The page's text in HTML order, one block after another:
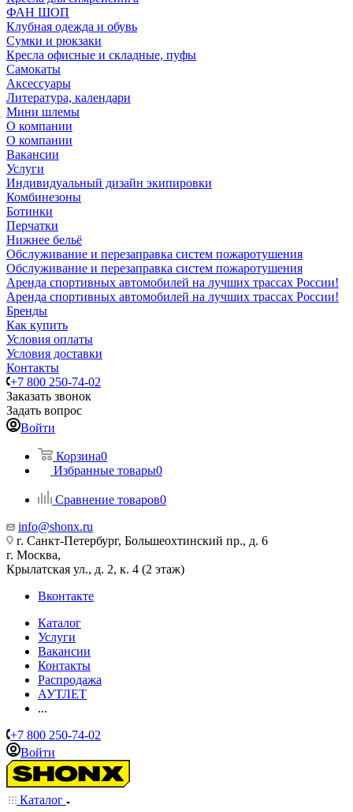
ФАН ШОП
Клубная одежда и обувь
Сумки и рюкзаки
Кресла офисные и складные, пуфы
Самокаты
Аксессуары
Литература, календари
Мини шлемы
О компании
О компании
Вакансии
Услуги
Индивидуальный дизайн экипировки
Комбинезоны
Ботинки
Перчатки
Нижнее бельё
Обслуживание и перезаправка систем пожаротушения
Обслуживание и перезаправка систем пожаротушения
Аренда спортивных автомобилей на лучших трассах России!
Аренда спортивных автомобилей на лучших трассах России!
Бренды
Как купить
Условия оплаты
Условия доставки
Контакты
+7 800 250-74-02
Заказать звонок
Задать вопрос
Войти
Корзина0
Избранные товары0
Сравнение товаров0
info@shonx.ru
г. Санкт-Петербург, Большеохтинский пр., д. 6
г. Москва,
Крылатская ул., д. 2, к. 4 (2 этаж)
Вконтакте
Каталог
Услуги
Вакансии
Контакты
Распродажа
АУТЛЕТ
...
+7 800 250-74-02
Войти
Каталог